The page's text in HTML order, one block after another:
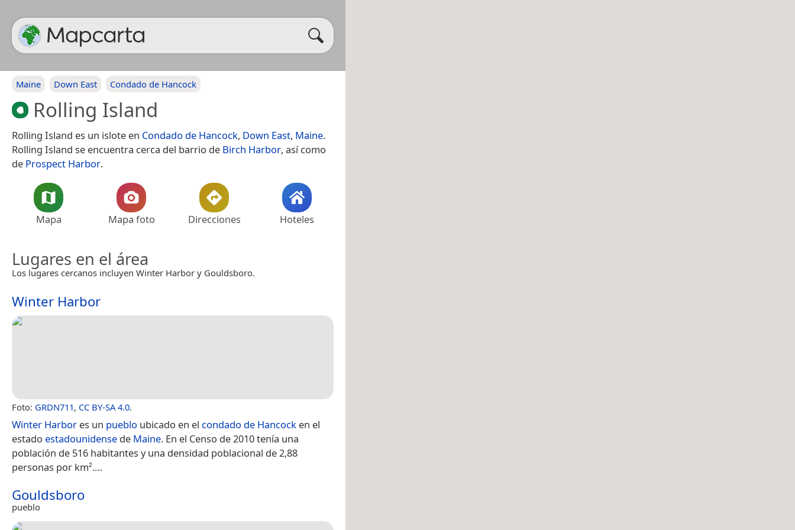
Maine Down East Condado de Hancock
Rolling Island
Rolling Island es un islote en Condado de Hancock, Down East, Maine.
Rolling Island se encuentra cerca del barrio de Birch Harbor, así como
de Prospect Harbor.
Mapa Mapa foto Direcciones Hoteles
Lugares en el área
Los lugares cercanos incluyen Winter Harbor y Gouldsboro.
Winter Harbor
Foto: GRDN711, CC BY-SA 4.0.
Winter Harbor es un pueblo ubicado en el condado de Hancock en el
estado estadounidense de Maine. En el Censo de 2010 tenía una
población de 516 habitantes y una densidad poblacional de 2,88
personas por km².​…
Gouldsboro
pueblo